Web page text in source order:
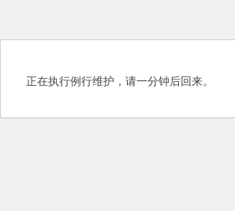
正在执行例行维护，请一分钟后回来。